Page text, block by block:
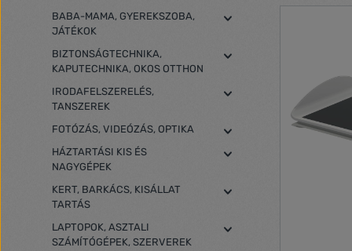
BABA-MAMA, GYEREKSZOBA,
JÁTÉKOK
BIZTONSÁGTECHNIKA,
KAPUTECHNIKA, OKOS OTTHON
IRODAFELSZERELÉS,
TANSZEREK
FOTÓZÁS, VIDEÓZÁS, OPTIKA
HÁZTARTÁSI KIS ÉS
NAGYGÉPEK
KERT, BARKÁCS, KISÁLLAT
TARTÁS
LAPTOPOK, ASZTALI
SZÁMÍTÓGÉPEK, SZERVEREK